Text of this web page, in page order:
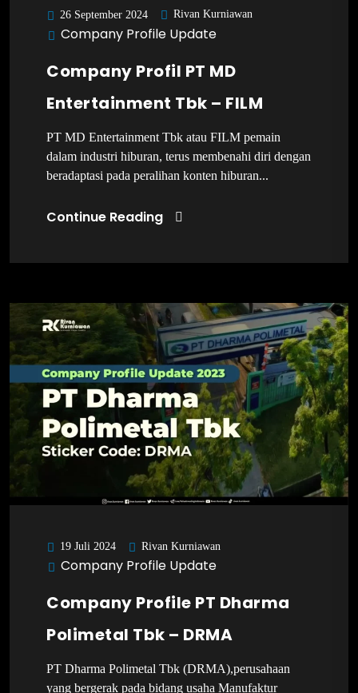
26 September 2024 Rivan Kurniawan
Company Profile Update
Company Profil PT MD
Entertainment Tbk – FILM
PT MD Entertainment Tbk atau FILM pemain
dalam industri hiburan, terus membenahi diri dengan
beradaptasi pada peralihan konten hiburan...
Continue Reading
19 Juli 2024 Rivan Kurniawan
Company Profile Update
Company Profile PT Dharma
Polimetal Tbk – DRMA
PT Dharma Polimetal Tbk (DRMA),perusahaan
yang bergerak pada bidang usaha Manufaktur